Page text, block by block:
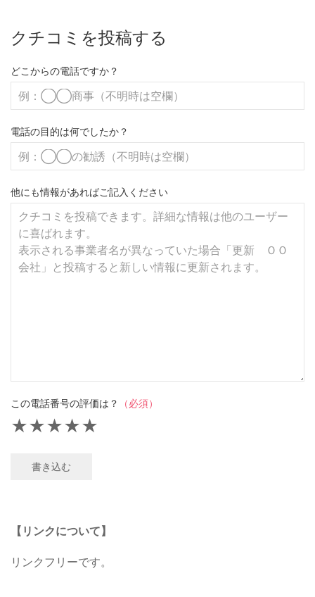
クチコミを投稿する
どこからの電話ですか？
電話の目的は何でしたか？
他にも情報があればご記入ください
この電話番号の評価は？ （必須）
★
★
★
★
★
書き込む
【リンクについて】
リンクフリーです。